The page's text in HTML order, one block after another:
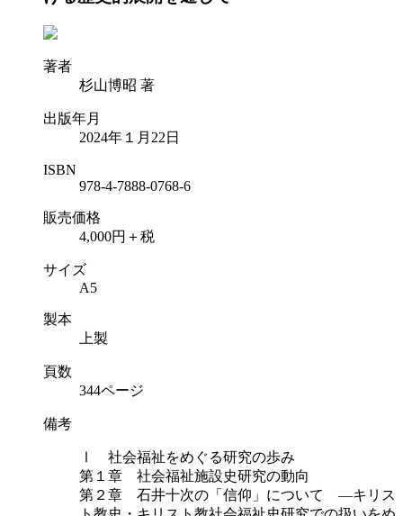
著者
杉山博昭 著
出版年月
2024年１月22日
ISBN
978-4-7888-0768-6
販売価格
4,000円＋税
サイズ
A5
製本
上製
頁数
344ページ
備考
Ⅰ 社会福祉をめぐる研究の歩み
第１章 社会福祉施設史研究の動向
第２章 石井十次の「信仰」について ―キリス